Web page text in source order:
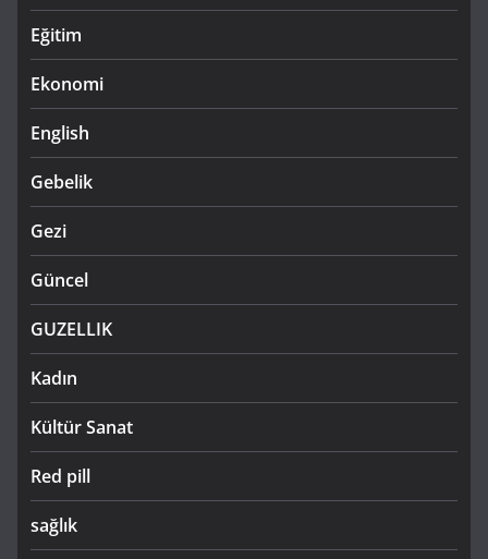
Eğitim
Ekonomi
English
Gebelik
Gezi
Güncel
GUZELLIK
Kadın
Kültür Sanat
Red pill
sağlık